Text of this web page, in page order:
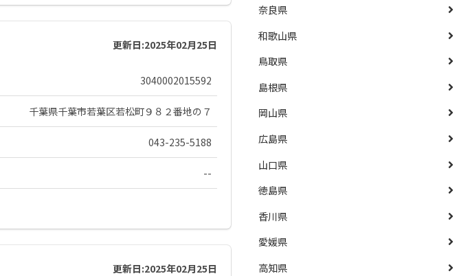
更新日:2025年02月25日
3040002015592
千葉県千葉市若葉区若松町９８２番地の７
043-235-5188
--
更新日:2025年02月25日
奈良県
和歌山県
鳥取県
島根県
岡山県
広島県
山口県
徳島県
香川県
愛媛県
高知県